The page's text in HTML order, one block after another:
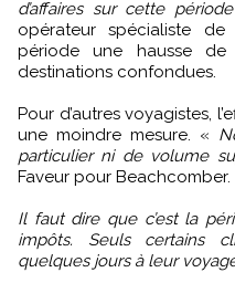
d’affaires sur cette période
opérateur spécialiste
période une hausse
destinations confondues.
Pour d’autres voyagistes,
une moindre mesure. «
particulier ni de volume
Faveur pour Beachcomber.
Il faut dire que c’est la
impôts. Seuls certains
quelques jours à leur